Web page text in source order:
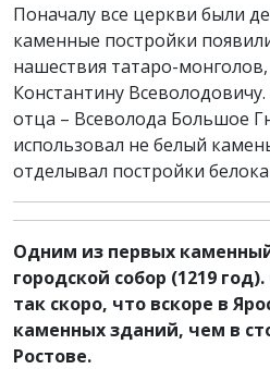
Поначалу все церкви были
каменные постройки
нашествия татаро-
Константину
отца – Всеволода Большое
использовал не белый
отделывал постройки
Одним из первых
городской собор (1219
так скоро, что вскоре в
каменных зданий, чем в
Ростове.